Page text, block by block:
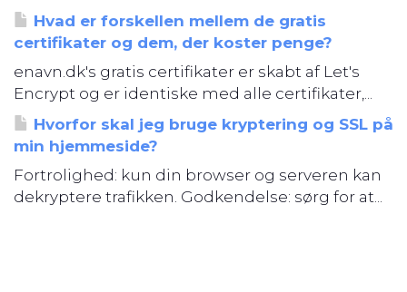
Hvad er forskellen mellem de gratis
certifikater og dem, der koster penge?
enavn.dk's gratis certifikater er skabt af Let's
Encrypt og er identiske med alle certifikater,...
Hvorfor skal jeg bruge kryptering og SSL på
min hjemmeside?
Fortrolighed: kun din browser og serveren kan
dekryptere trafikken. Godkendelse: sørg for at...